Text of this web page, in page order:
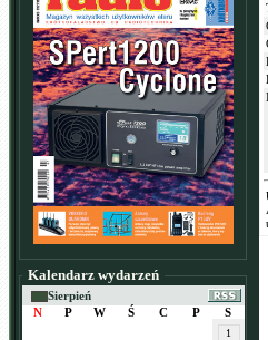
Kalendarz wydarzeń
Sierpień
N
P W Ś C P S
1